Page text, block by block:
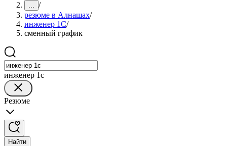
... /
резюме в Алнашах/
инженер 1С/
сменный график
инженер 1с
Резюме
Найти